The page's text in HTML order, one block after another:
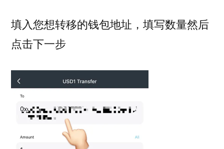
填入您想转移的钱包地址，填写数量然后
点击下一步